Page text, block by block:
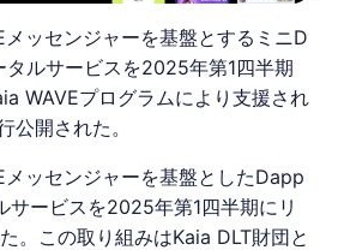
ッセンジャーを基盤とするミニD
ルサービスを2025年第1四半期
WAVEプログラムにより支援され
公開された。
メッセンジャーを基盤としたDapp
サービスを2025年第1四半期にリ
。この取り組みはKaia DLT財団と